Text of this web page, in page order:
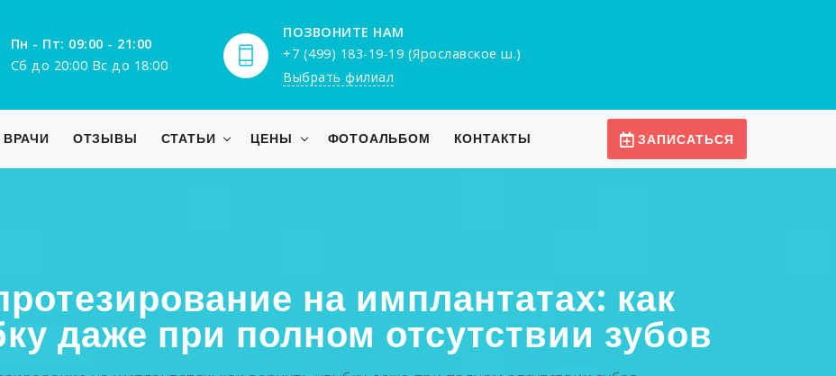
Пн - Пт: 09:00 - 21:00
Сб до 20:00 Вс до 18:00
ПОЗВОНИТЕ НАМ
+7 (499) 183-19-19 (Ярославское ш.)
Выбрать филиал
ВРАЧИ ОТЗЫВЫ СТАТЬИ ЦЕНЫ ФОТОАЛЬБОМ КОНТАКТЫ ЗАПИСАТЬСЯ
на имплантатах: как
даже при полном отсутствии зубов